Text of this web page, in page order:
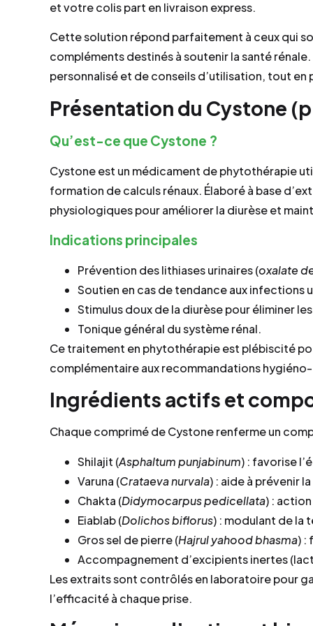
et votre colis part en livraison express.
Cette solution répond parfaitement à ceux qui
compléments destinés à soutenir la santé
personnalisé et de conseils d’utilisation, tout
Présentation du Cystone
Qu’est-ce que Cystone ?
Cystone est un médicament de phytothérapie
formation de calculs rénaux. Élaboré à base
physiologiques pour améliorer la diurèse et
Indications principales
Prévention des lithiases urinaires (oxalate
Soutien en cas de tendance aux infections
Stimulus doux de la diurèse pour éliminer
Tonique général du système rénal.
Ce traitement en phytothérapie est plébiscité
complémentaire aux recommandations
Ingrédients actifs et
Chaque comprimé de Cystone renferme un
Shilajit (Asphaltum punjabinum) : favorise
Varuna (Crataeva nurvala) : aide à prévenir
Chakta (Didymocarpus pedicellata) :
Eiablab (Dolichos biflorus) : modulant de la
Gros sel de pierre (Hajrul yahood bhasma) :
Accompagnement d’excipients inertes
Les extraits sont contrôlés en laboratoire pour
l’efficacité à chaque prise.